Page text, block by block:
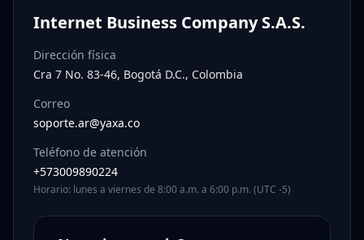
Internet Business Company S.A.S.
Dirección física
Cra 7 No. 83-46, Bogotá D.C., Colombia
Correo
soporte.ar@yaxa.co
Teléfono de atención
+573009890224
Horario: lunes a viernes de 8:00 a.m. a 6:00 p.m. (UTC -5)